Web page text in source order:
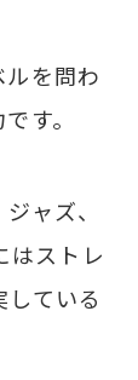
を問わ
す。
ャズ、
はストレ
ている